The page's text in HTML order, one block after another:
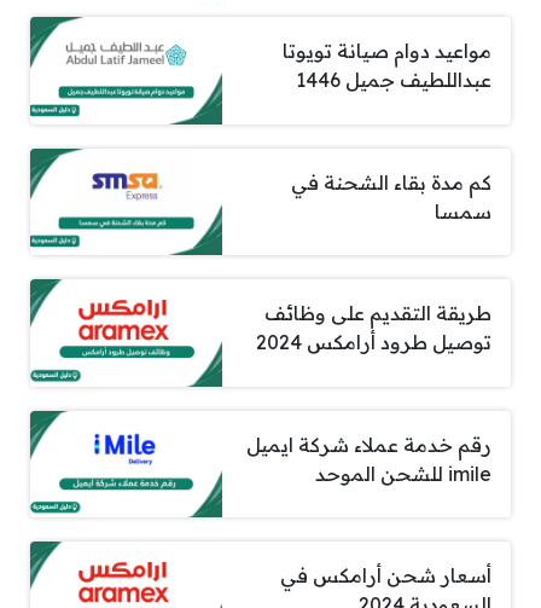
مواعيد دوام صيانة تويوتا
عبداللطيف جميل 1446
كم مدة بقاء الشحنة في
سمسا
طريقة التقديم على وظائف
توصيل طرود أرامكس 2024
رقم خدمة عملاء شركة ايميل
imile للشحن الموحد
أسعار شحن أرامكس في